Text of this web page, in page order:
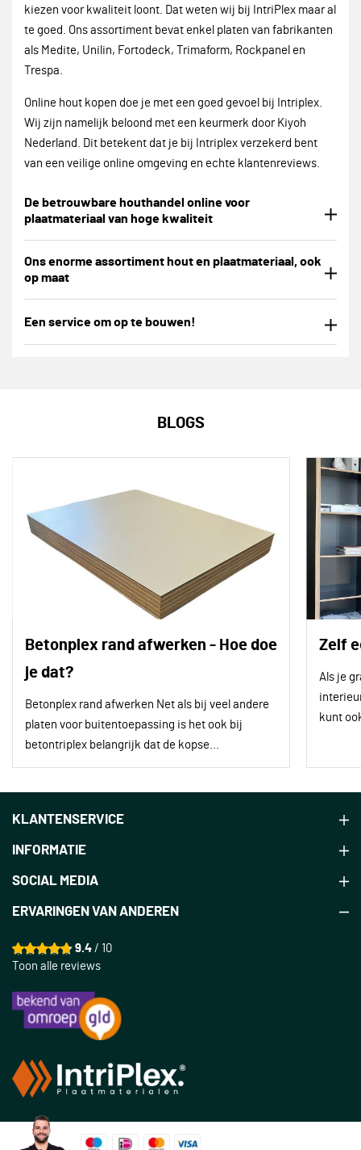
kiezen voor kwaliteit loont. Dat weten wij bij IntriPlex maar al
te goed. Ons assortiment bevat enkel platen van fabrikanten
als Medite, Unilin, Fortodeck, Trimaform, Rockpanel en
Trespa.
Online hout kopen doe je met een goed gevoel bij Intriplex.
Wij zijn namelijk beloond met een keurmerk door Kiyoh
Nederland. Dit betekent dat je bij Intriplex verzekerd bent
van een veilige online omgeving en echte klantenreviews.
De betrouwbare houthandel online voor
plaatmateriaal van hoge kwaliteit
Ons enorme assortiment hout en plaatmateriaal, ook
op maat
Een service om op te bouwen!
BLOGS
Betonplex rand afwerken - Hoe doe
je dat?
Betonplex rand afwerken Net als bij veel andere
platen voor buitentoepassing is het ook bij
betontriplex belangrijk dat de kopse...
Zelf
Als je
kunt
KLANTENSERVICE
INFORMATIE
SOCIAL MEDIA
ERVARINGEN VAN ANDEREN
9.4/ 10
Toon alle reviews